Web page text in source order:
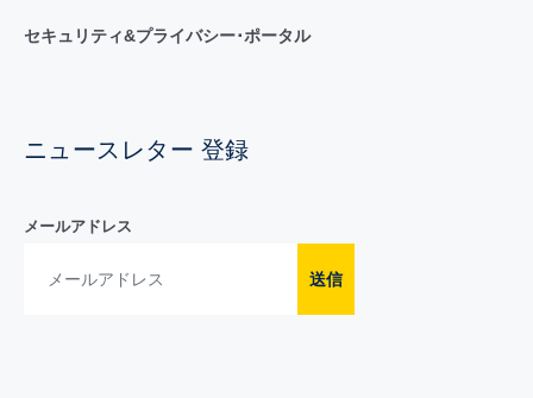
セキュリティ&プライバシー･ポータル
ニュースレター 登録
メールアドレス
送信